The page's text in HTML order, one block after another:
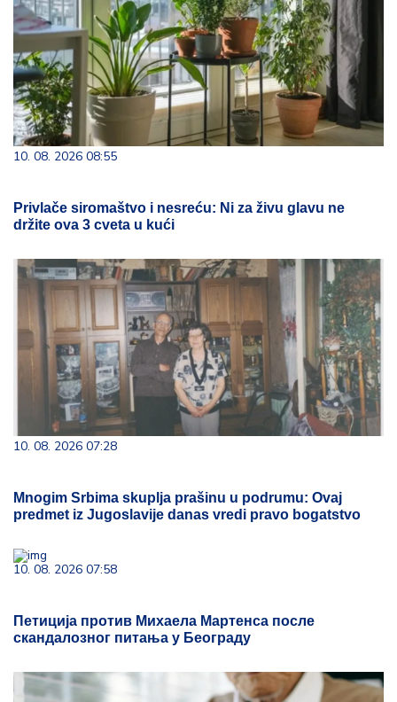
10. 08. 2026 08:55
Privlače siromaštvo i nesreću: Ni za živu glavu ne
držite ova 3 cveta u kući
10. 08. 2026 07:28
Mnogim Srbima skuplja prašinu u podrumu: Ovaj
predmet iz Jugoslavije danas vredi pravo bogatstvo
10. 08. 2026 07:58
Петиција против Михаела Мартенса после
скандалозног питања у Београду